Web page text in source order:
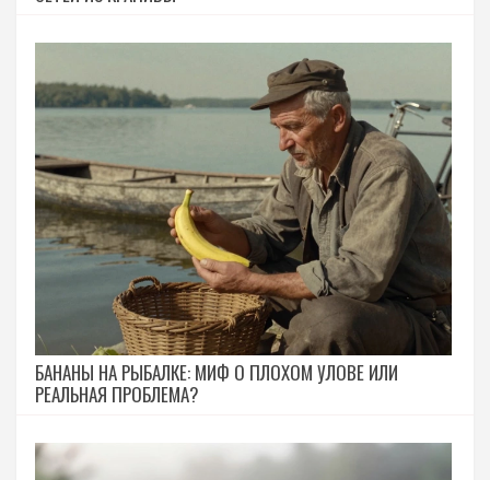
БАНАНЫ НА РЫБАЛКЕ: МИФ О ПЛОХОМ УЛОВЕ ИЛИ
РЕАЛЬНАЯ ПРОБЛЕМА?